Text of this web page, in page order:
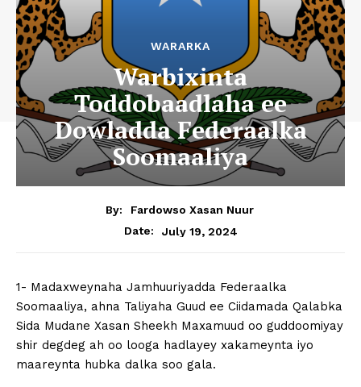
WARARKA
Warbixinta
Toddobaadlaha ee
Dowladda Federaalka
Soomaaliya
By:
Fardowso Xasan Nuur
Date:
July 19, 2024
1- Madaxweynaha Jamhuuriyadda Federaalka
Soomaaliya, ahna Taliyaha Guud ee Ciidamada Qalabka
Sida Mudane Xasan Sheekh Maxamuud oo guddoomiyay
shir degdeg ah oo looga hadlayey xakameynta iyo
maareynta hubka dalka soo gala.